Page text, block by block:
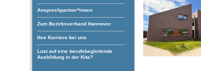
Ansprechpartner*innen
Zum Bezirksverband Hannover
Ihre Karriere bei uns
Lust auf eine berufsbegleitende
Ausbildung in der Kita?